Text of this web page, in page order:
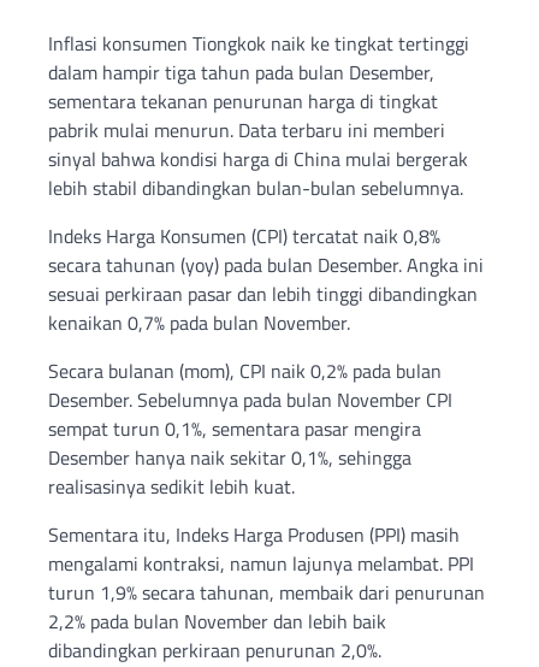
Inflasi konsumen Tiongkok naik ke tingkat tertinggi
dalam hampir tiga tahun pada bulan Desember,
sementara tekanan penurunan harga di tingkat
pabrik mulai menurun. Data terbaru ini memberi
sinyal bahwa kondisi harga di China mulai bergerak
lebih stabil dibandingkan bulan-bulan sebelumnya.
Indeks Harga Konsumen (CPI) tercatat naik 0,8%
secara tahunan (yoy) pada bulan Desember. Angka ini
sesuai perkiraan pasar dan lebih tinggi dibandingkan
kenaikan 0,7% pada bulan November.
Secara bulanan (mom), CPI naik 0,2% pada bulan
Desember. Sebelumnya pada bulan November CPI
sempat turun 0,1%, sementara pasar mengira
Desember hanya naik sekitar 0,1%, sehingga
realisasinya sedikit lebih kuat.
Sementara itu, Indeks Harga Produsen (PPI) masih
mengalami kontraksi, namun lajunya melambat. PPI
turun 1,9% secara tahunan, membaik dari penurunan
2,2% pada bulan November dan lebih baik
dibandingkan perkiraan penurunan 2,0%.